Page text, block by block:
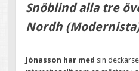
Snöblind alla tre
Nordh
Jónasson har med sin